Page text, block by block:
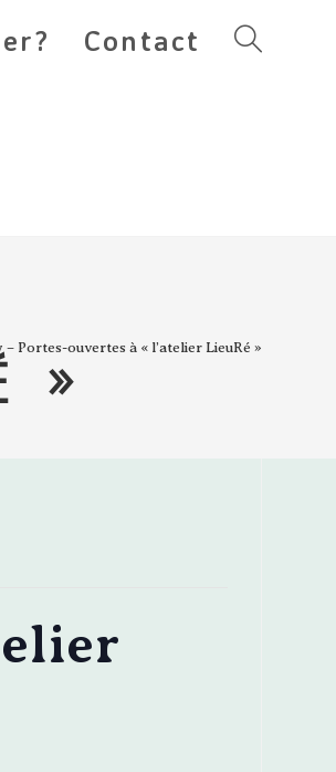
Contact Toggle
»
– Portes-ouvertes à « l’atelier LieuRé »